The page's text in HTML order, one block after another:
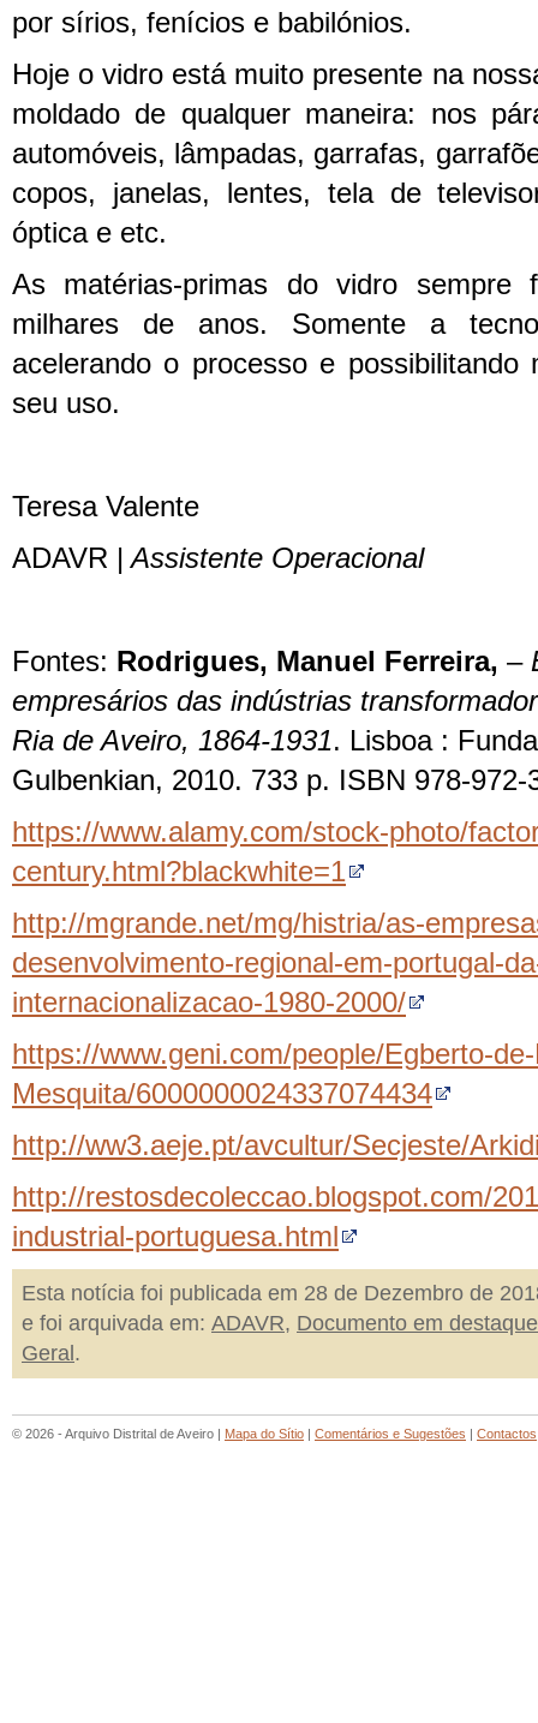
por sírios, fenícios e babilónios.
Hoje o vidro está muito presente na
moldado de qualquer maneira: nos
automóveis, lâmpadas, garrafas,
copos, janelas, lentes, tela de
óptica e etc.
As matérias-primas do vidro sempre
milhares de anos. Somente a
acelerando o processo e possibilitando
seu uso.
Teresa Valente
ADAVR | Assistente Operacional
Fontes: Rodrigues, Manuel Ferreira, –
empresários das indústrias
Ria de Aveiro, 1864-1931. Lisboa :
Gulbenkian, 2010. 733 p. ISBN 978-972-
https://www.alamy.com/stock-photo/
century.html?blackwhite=1
http://mgrande.net/mg/histria/as-
desenvolvimento-regional-em-portugal-
internacionalizacao-1980-2000/
https://www.geni.com/people/Egberto-
Mesquita/6000000024337074434
http://ww3.aeje.pt/avcultur/Secjeste/
http://restosdecoleccao.blogspot.com/
industrial-portuguesa.html
Esta notícia foi publicada em 28 de Dezembro de
e foi arquivada em: ADAVR, Documento em destaque
Geral .
© 2026 - Arquivo Distrital de Aveiro | Mapa do Sítio | Comentários e Sugestões | Contactos